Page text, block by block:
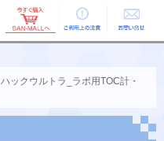
ご利用上の お問い合せ
ハックウルトラ_ラボ用TOC計・